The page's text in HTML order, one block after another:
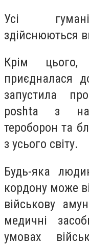
Усі
здійснюються
Крім
приєдналася
запустила
рoshta з
тероборон та
з усього світу.
Будь-яка
кордону може
військову
медичні
умовах